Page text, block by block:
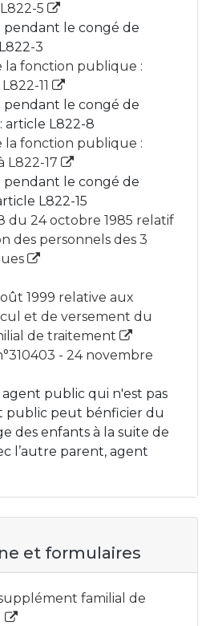
5
pendant le congé de
3
la fonction publique :
11
pendant le congé de
article L822-8
la fonction publique :
L822-17
pendant le congé de
L822-15
du 24 octobre 1985 relatif
des personnels des 3
1999 relative aux
et de versement du
de traitement
- 24 novembre
agent public qui n'est pas
public peut bénficier du
des enfants à la suite de
l’autre parent, agent
et formulaires
familial de